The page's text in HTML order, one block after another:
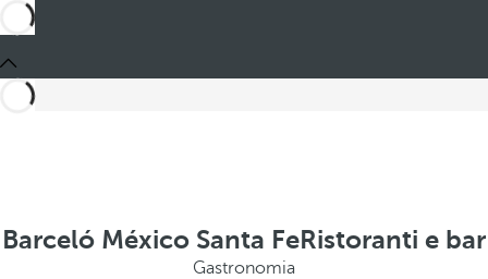
Barceló México Santa FeRistoranti e bar
Gastronomia